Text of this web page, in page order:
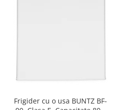
Frigider cu o usa BUNTZ BF-